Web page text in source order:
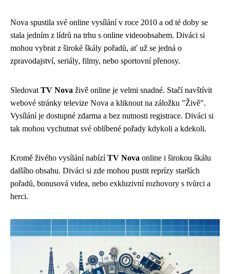
Nova spustila své online vysílání v roce 2010 a od té doby se
stala jedním z lídrů na trhu s online videoobsahem. Diváci si
mohou vybrat z široké škály pořadů, ať už se jedná o
zpravodajství, seriály, filmy, nebo sportovní přenosy.
Sledovat TV Nova živě online je velmi snadné. Stačí navštívit
webové stránky televize Nova a kliknout na záložku "Živě".
Vysílání je dostupné zdarma a bez nutnosti registrace. Diváci si
tak mohou vychutnat své oblíbené pořady kdykoli a kdekoli.
Kromě živého vysílání nabízíTV Nova online i širokou škálu
dalšího obsahu. Diváci si zde mohou pustit reprízy starších
pořadů, bonusová videa, nebo exkluzivní rozhovory s tvůrci a
herci.